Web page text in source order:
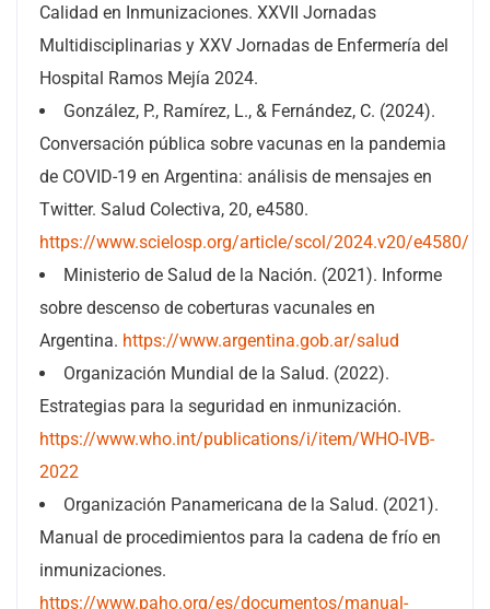
Calidad en Inmunizaciones. XXVII Jornadas
Multidisciplinarias y XXV Jornadas de Enfermería del
Hospital Ramos Mejía 2024.
González, P., Ramírez, L., & Fernández, C. (2024).
Conversación pública sobre vacunas en la pandemia
de COVID-19 en Argentina: análisis de mensajes en
Twitter. Salud Colectiva, 20, e4580.
https://www.scielosp.org/article/scol/2024.v20/e4580/
Ministerio de Salud de la Nación. (2021). Informe
sobre descenso de coberturas vacunales en
Argentina. https://www.argentina.gob.ar/salud
Organización Mundial de la Salud. (2022).
Estrategias para la seguridad en inmunización.
https://www.who.int/publications/i/item/WHO-IVB-
2022
Organización Panamericana de la Salud. (2021).
Manual de procedimientos para la cadena de frío en
inmunizaciones.
https://www.paho.org/es/documentos/manual-